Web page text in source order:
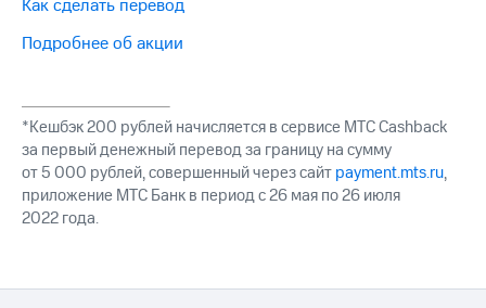
Оформить
Выбрать
красивый
номер
Заменить
SIM-
Перейти
тарифом
Интернет,
ТВ и телефон
для дома
Услуги
Как сделать перевод
Подробнее об акции
*Кешбэк 200 рублей начисляется в сервисе МТС Cashback
за первый денежный перевод за границу на сумму
от 5 000 рублей, совершенный через сайтpayment.mts.ru,
приложение МТС Банк в период с 26 мая по 26 июля
2022 года.